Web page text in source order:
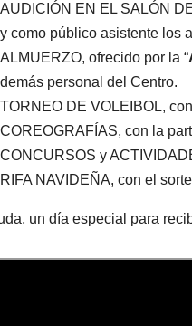
AUDICIÓN EN EL SALÓN
y como público asistente los
ALMUERZO, ofrecido por la “
demás personal del Centro.
TORNEO DE VOLEIBOL,
COREOGRAFÍAS, con la
CONCURSOS y
RIFA NAVIDEÑA, con el
un día especial para